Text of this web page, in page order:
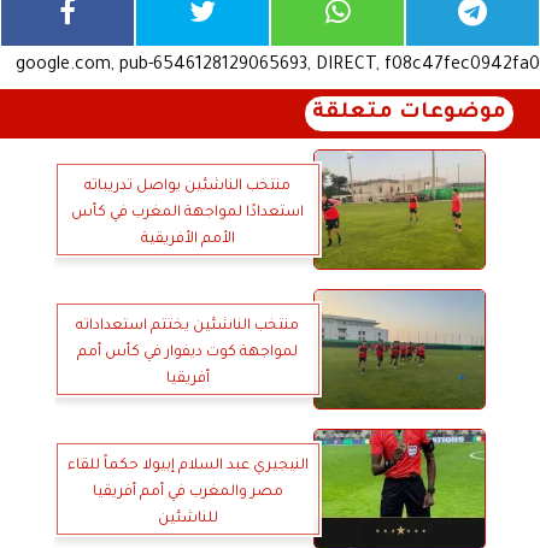
google.com, pub-6546128129065693, DIRECT, f08c47fec0942fa0
موضوعات متعلقة
منتخب الناشئين يواصل تدريباته
استعدادًا لمواجهة المغرب في كأس
الأمم الأفريقية
منتخب الناشئين يختتم استعداداته
لمواجهة كوت ديفوار في كأس أمم
أفريقيا
النيجيري عبد السلام إبيولا حكماً للقاء
مصر والمغرب في أمم أفريقيا
للناشئين